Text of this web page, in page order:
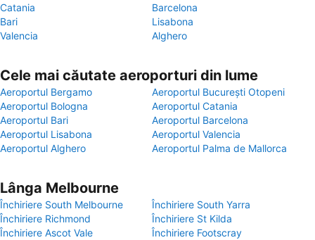
Catania
Barcelona
Bari
Lisabona
Valencia
Alghero
Cele mai căutate aeroporturi din lume
Aeroportul Bergamo
Aeroportul București Otopeni
Aeroportul Bologna
Aeroportul Catania
Aeroportul Bari
Aeroportul Barcelona
Aeroportul Lisabona
Aeroportul Valencia
Aeroportul Alghero
Aeroportul Palma de Mallorca
Lânga Melbourne
Închiriere South Melbourne
Închiriere South Yarra
Închiriere Richmond
Închiriere St Kilda
Închiriere Ascot Vale
Închiriere Footscray